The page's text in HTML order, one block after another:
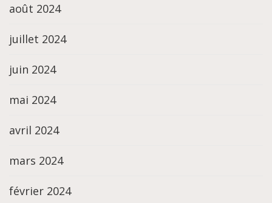
août 2024
juillet 2024
juin 2024
mai 2024
avril 2024
mars 2024
février 2024